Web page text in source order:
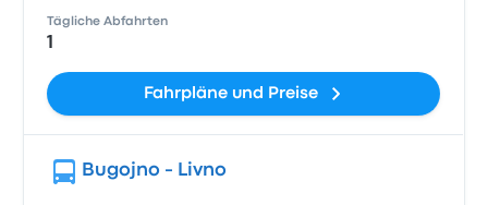
Tägliche Abfahrten
1
Fahrpläne und Preise
Bugojno - Livno